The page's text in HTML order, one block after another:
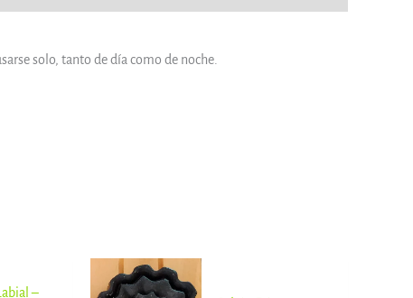
solo, tanto de día como de noche.
–